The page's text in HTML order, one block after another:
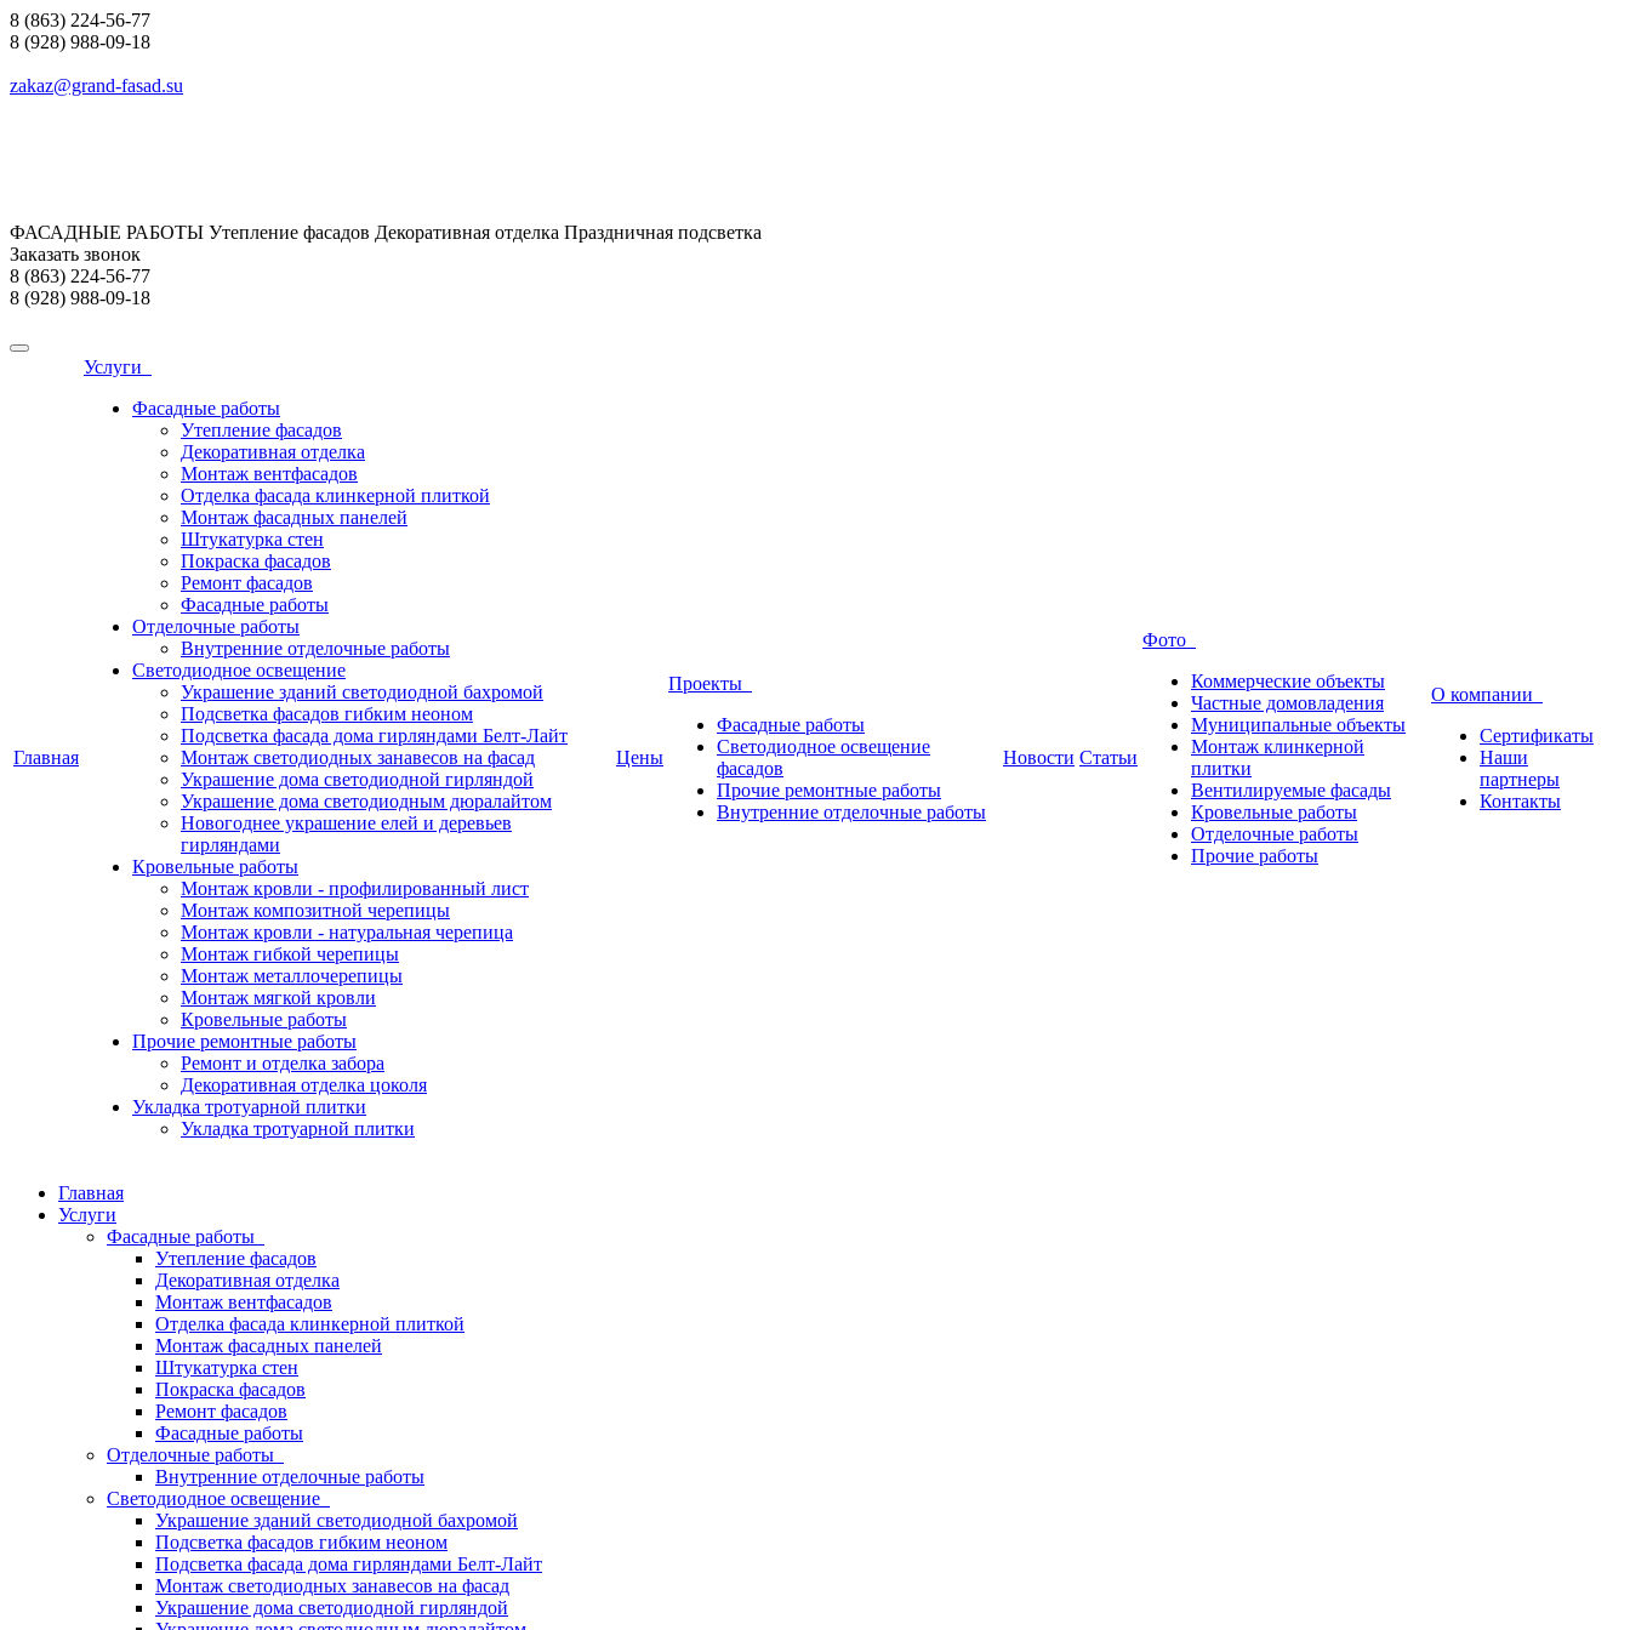
8 (863) 224-56-77
8 (928) 988-09-18
zakaz@grand-fasad.su
ФАСАДНЫЕ РАБОТЫ Утепление фасадов Декоративная отделка Праздничная подсветка
Заказать звонок
8 (863) 224-56-77
8 (928) 988-09-18
Главная
Услуги
Фасадные работы
Утепление фасадов
Декоративная отделка
Монтаж вентфасадов
Отделка фасада клинкерной плиткой
Монтаж фасадных панелей
Штукатурка стен
Покраска фасадов
Ремонт фасадов
Фасадные работы
Отделочные работы
Внутренние отделочные работы
Светодиодное освещение
Украшение зданий светодиодной бахромой
Подсветка фасадов гибким неоном
Подсветка фасада дома гирляндами Белт-Лайт
Монтаж светодиодных занавесов на фасад
Украшение дома светодиодной гирляндой
Украшение дома светодиодным дюралайтом
Новогоднее украшение елей и деревьев
гирляндами
Кровельные работы
Монтаж кровли - профилированный лист
Монтаж композитной черепицы
Монтаж кровли - натуральная черепица
Монтаж гибкой черепицы
Монтаж металлочерепицы
Монтаж мягкой кровли
Кровельные работы
Прочие ремонтные работы
Ремонт и отделка забора
Декоративная отделка цоколя
Укладка тротуарной плитки
Укладка тротуарной плитки
Цены
Проекты
Фасадные работы
Светодиодное освещение
фасадов
Прочие ремонтные работы
Внутренние отделочные работы
Новости Статьи
Фото
Коммерческие объекты
Частные домовладения
Муниципальные объекты
Монтаж клинкерной
плитки
Вентилируемые фасады
Кровельные работы
Отделочные работы
Прочие работы
О компании
Сертификаты
Наши
партнеры
Контакты
Главная
Услуги
Фасадные работы
Утепление фасадов
Декоративная отделка
Монтаж вентфасадов
Отделка фасада клинкерной плиткой
Монтаж фасадных панелей
Штукатурка стен
Покраска фасадов
Ремонт фасадов
Фасадные работы
Отделочные работы
Внутренние отделочные работы
Светодиодное освещение
Украшение зданий светодиодной бахромой
Подсветка фасадов гибким неоном
Подсветка фасада дома гирляндами Белт-Лайт
Монтаж светодиодных занавесов на фасад
Украшение дома светодиодной гирляндой